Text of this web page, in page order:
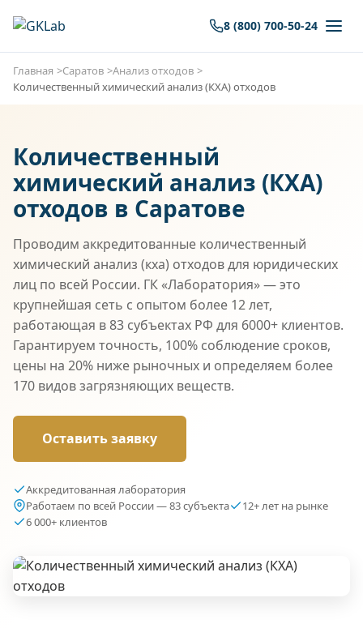
8 (800) 700-50-24
Главная Саратов
Анализ отходов
Количественный химический анализ (КХА) отходов
Количественный
химический анализ (КХА)
отходов в Саратове
Проводим аккредитованные количественный
химический анализ (кха) отходов для юридических
лиц по всей России. ГК «Лаборатория» — это
крупнейшая сеть с опытом более 12 лет,
работающая в 83 субъектах РФ для 6000+ клиентов.
Гарантируем точность, 100% соблюдение сроков,
цены на 20% ниже рыночных и определяем более
170 видов загрязняющих веществ.
Оставить заявку
Аккредитованная лаборатория
Работаем по всей России — 83 субъекта
12+ лет на рынке
6 000+ клиентов